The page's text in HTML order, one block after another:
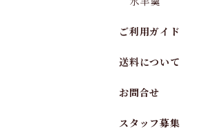
ご利用ガイド
送料について
お問合せ
スタッフ募集